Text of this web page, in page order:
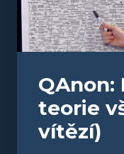
QAnon:
teorie
vítězí)